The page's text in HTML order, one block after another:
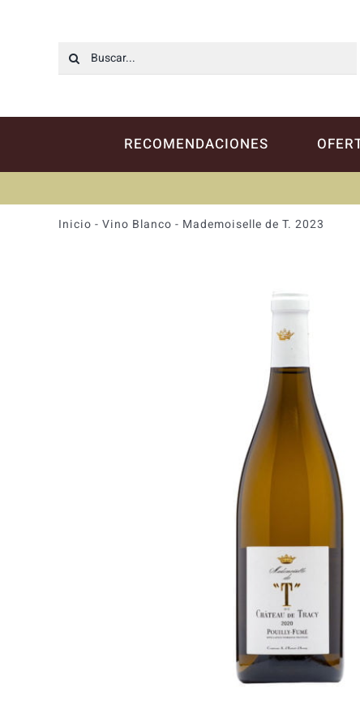
Buscar:
RECOMENDACIONES
Inicio - Vino Blanco - Mademoiselle de T. 2023